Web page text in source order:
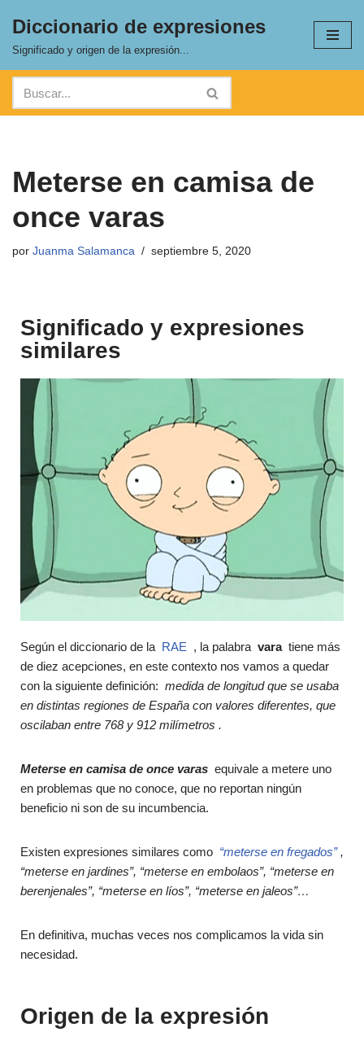
Saltar
contenido
Diccionario de expresiones
Significado y origen de la expresión...
Meterse en camisa de
once varas
por Juanma Salamanca septiembre 5, 2020
Significado y expresiones
similares
Según el diccionario de la RAE , la palabra varatiene más
de diez acepciones, en este contexto nos vamos a quedar
con la siguiente definición: medida de longitud que se usaba
en distintas regiones de España con valores diferentes, que
oscilaban entre 768 y 912 milímetros .
Meterse en camisa de once varas equivale a metere uno
en problemas que no conoce, que no reportan ningún
beneficio ni son de su incumbencia.
Existen expresiones similares como “meterse en fregados”,
“meterse en jardines”, “meterse en embolaos”, “meterse en
berenjenales”, “meterse en líos”, “meterse en jaleos”…
En definitiva, muchas veces nos complicamos la vida sin
necesidad.
Origen de la expresión